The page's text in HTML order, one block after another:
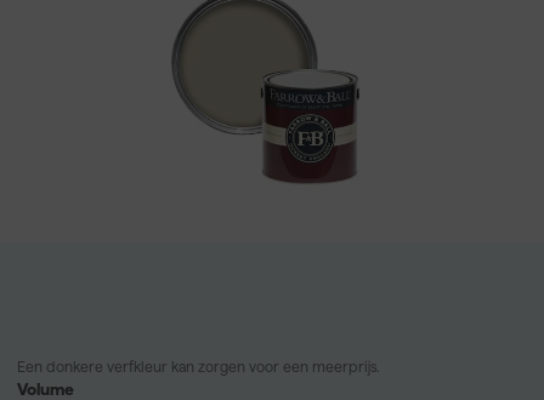
Een donkere verfkleur kan zorgen voor een meerprijs.
Volume